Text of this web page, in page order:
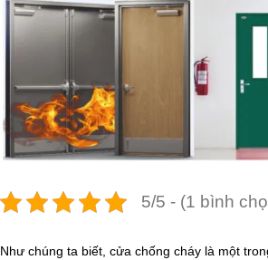
5/5 - (1 bình
Như chúng ta biết, cửa chống cháy là một